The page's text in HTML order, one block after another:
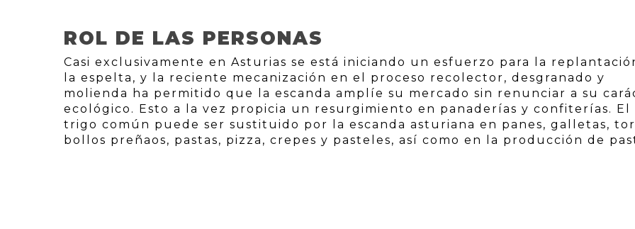
ROL DE LAS PERSONAS
Casi exclusivamente en Asturias se está iniciando un esfuerzo para la
la espelta, y la reciente mecanización en el proceso recolector, desgranado y
molienda ha permitido que la escanda amplíe su mercado sin renunciar a su
ecológico. Esto a la vez propicia un resurgimiento en panaderías y confiterías. El
trigo común puede ser sustituido por la escanda asturiana en panes, galletas,
bollos preñaos, pastas, pizza, crepes y pasteles, así como en la producción de